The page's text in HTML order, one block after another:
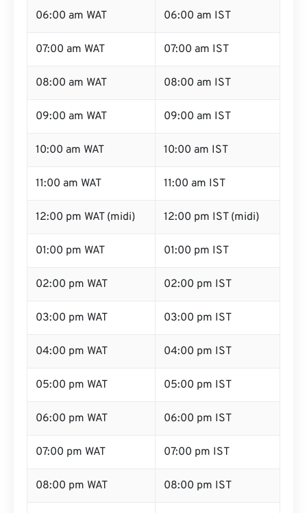
06:00 am WAT 06:00 am IST
07:00 am WAT 07:00 am IST
08:00 am WAT 08:00 am IST
09:00 am WAT 09:00 am IST
10:00 am WAT 10:00 am IST
11:00 am WAT 11:00 am IST
12:00 pm WAT (midi) 12:00 pm IST (midi)
01:00 pm WAT 01:00 pm IST
02:00 pm WAT 02:00 pm IST
03:00 pm WAT 03:00 pm IST
04:00 pm WAT 04:00 pm IST
05:00 pm WAT 05:00 pm IST
06:00 pm WAT 06:00 pm IST
07:00 pm WAT 07:00 pm IST
08:00 pm WAT 08:00 pm IST